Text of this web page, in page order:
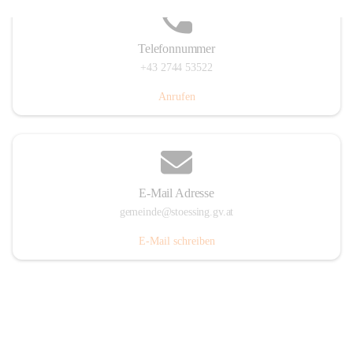
Telefonnummer
+43 2744 53522
Anrufen
E-Mail Adresse
gemeinde@stoessing.gv.at
E-Mail schreiben